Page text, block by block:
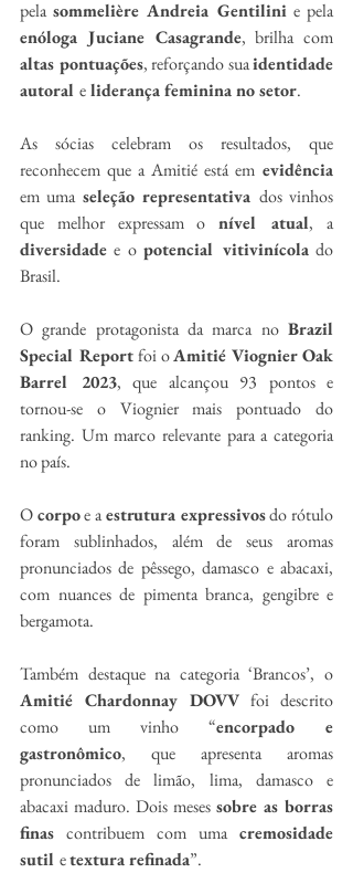
pela sommelière Andreia Gentilini
e pela
enóloga Juciane Casagrande
altas pontuações, reforçando sua identidade
autoral e liderança feminina no setor.
As sócias celebram os resultados, que
reconhecem que a Amitié está em evidência
em uma seleção representativa dos vinhos
que melhor expressam o nível atual
, a
diversidade e o potencial vitivinícola do
Brasil.
O grande protagonista da marca no Brazil
Special Report foi o Amitié Viognier Oak
Barrel 2023, que alcançou 93 pontos e
tornou-se o Viognier mais pontuado do
ranking. Um marco relevante para a categoria
no país.
O corpo e a estrutura expressivos do rótulo
foram sublinhados, além de seus aromas
pronunciados de pêssego, damasco e abacaxi,
com nuances de pimenta branca, gengibre e
bergamota.
Amitié Chardonnay DOVV foi descrito
como um vinho “encorpado e
gastronômico, que apresenta aromas
pronunciados de limão, lima, damasco e
abacaxi maduro. Dois meses sobre as borras
finas contribuem com uma cremosidade
sutil e textura refinada”.